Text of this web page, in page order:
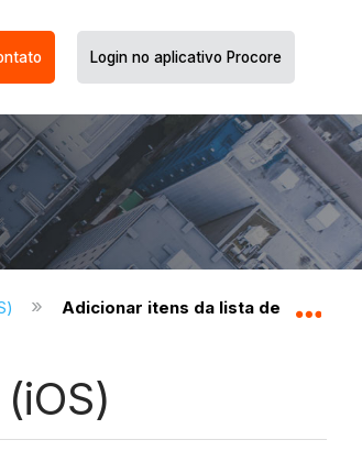
Login no aplicativo Procore
Adicionar itens da lista de